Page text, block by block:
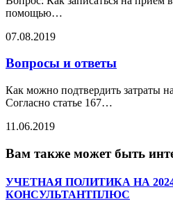
помощью…
07.08.2019
Вопросы и ответы
Как можно подтвердить затраты
Согласно статье 167…
11.06.2019
Вам также может быть
УЧЕТНАЯ ПОЛИТИКА НА
КОНСУЛЬТАНТПЛЮС